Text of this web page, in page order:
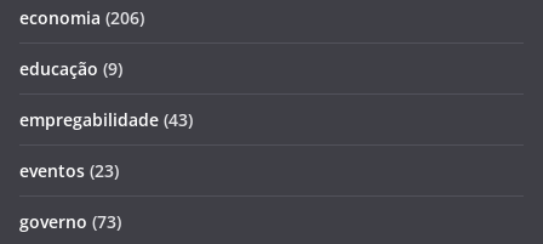
economia (206)
educação (9)
empregabilidade (43)
eventos (23)
governo (73)